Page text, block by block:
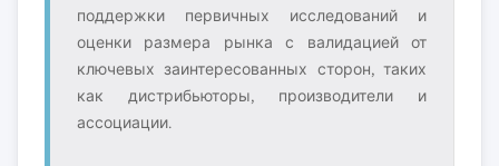
поддержки первичных исследований и
оценки размера рынка с валидацией от
ключевых заинтересованных сторон, таких
как дистрибьюторы, производители и
ассоциации.